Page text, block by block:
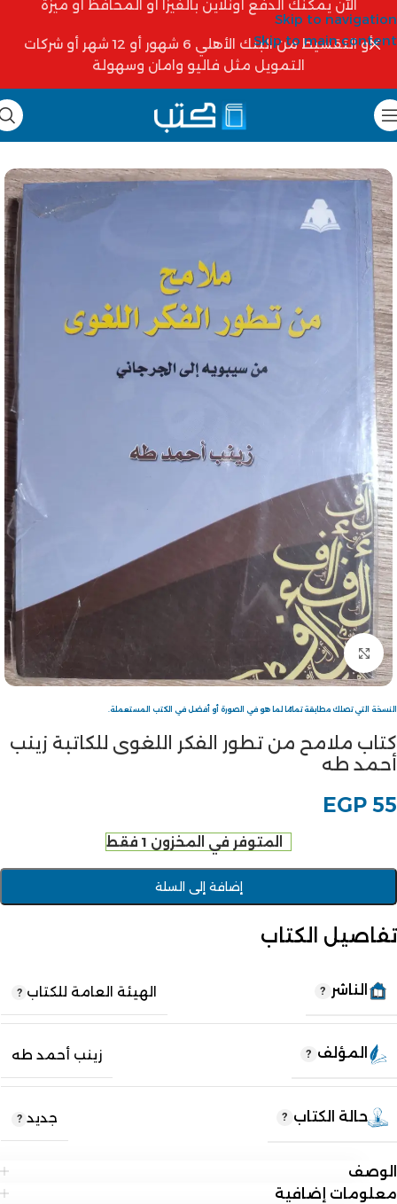
Skip to navigation
Skip to main content
الآن يمكنك الدفع أونلاين بالفيزا أو المحافظ أو ميزة
أو التقسيط من البنك الأهلي 6 شهور أو 12 شهر أو شركات
التمويل مثل فاليو وامان وسهولة
Click to enlarge
النسخة التي تصلك مطابقة تمامًا لما هو في الصورة أو أفضل في الكتب المستعملة.
كتاب ملامح من تطور الفكر اللغوى للكاتبة زينب
أحمد طه
EGP 55
المتوفر في المخزون 1 فقط
إضافة إلى السلة
تفاصيل الكتاب
الناشر الهيئة العامة للكتاب
المؤلف زينب أحمد طه
حالة الكتاب جديد
الوصف
معلومات إضافية